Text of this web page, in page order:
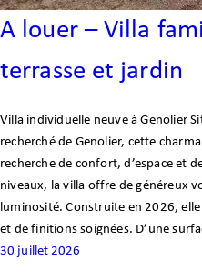
A louer – Villa
terrasse et jardin
Villa individuelle neuve à Genolier
recherché de Genolier, cette
recherche de confort, d’espace et
niveaux, la villa offre de généreux
luminosité. Construite en 2026,
et de finitions soignées. D’une
30 juillet 2026